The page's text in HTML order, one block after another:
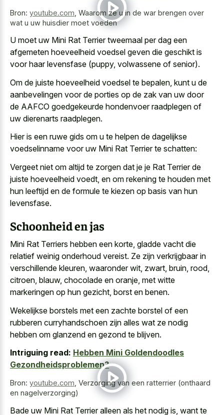
Bron: youtube.com Waarom ze u in de war brengen over
wat u uw huisdier moet voeden
U moet uw Mini Rat Terrier tweemaal per dag een
afgemeten hoeveelheid voedsel geven die geschikt is
voor haar levensfase (puppy, volwassene of senior).
Om de juiste hoeveelheid voedsel te bepalen, kunt u de
aanbevelingen voor de porties op de zak van uw door
de AAFCO goedgekeurde hondenvoer raadplegen of
uw dierenarts raadplegen.
Hier is een ruwe gids om u te helpen de dagelijkse
voedselinname voor uw Mini Rat Terrier te schatten:
Vergeet niet om altijd te zorgen dat je je Rat Terrier de
juiste hoeveelheid voedt, en om rekening te houden met
hun leeftijd en de formule te kiezen op basis van hun
levensfase.
Schoonheid en jas
Mini Rat Terriers hebben een korte, gladde vacht die
relatief weinig onderhoud vereist. Ze zijn verkrijgbaar in
verschillende kleuren, waaronder wit, zwart, bruin, rood,
citroen, blauw, chocolade en oranje, met witte
markeringen op hun gezicht, borst en benen.
Wekelijkse borstels met een zachte borstel of een
rubberen curryhandschoen zijn alles wat ze nodig
hebben om glanzend en gezond te blijven.
Intriguing read: Hebben Mini Goldendoodles
Gezondheidsproblemen?
Bron: youtube.com Verzorging van een ratterrier (onthaard
en nagelverzorging)
Bade uw Mini Rat Terrier alleen als het nodig is, want te